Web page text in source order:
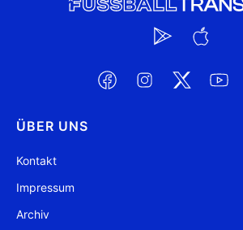
ÜBER UNS
Kontakt
Impressum
Archiv